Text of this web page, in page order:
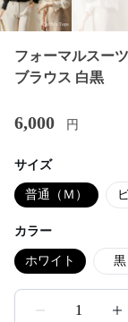
フォーマルスー
ブラウス 白黒
6,000 円
サイズ
普通（Ｍ）
カラー
ホワイト 黒
1